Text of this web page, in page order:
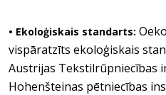
• Ekoloģiskais standarts:
vispāratzīts ekoloģiskais
Austrijas Tekstilrūpniecības
Hohenšteinas pētniecības